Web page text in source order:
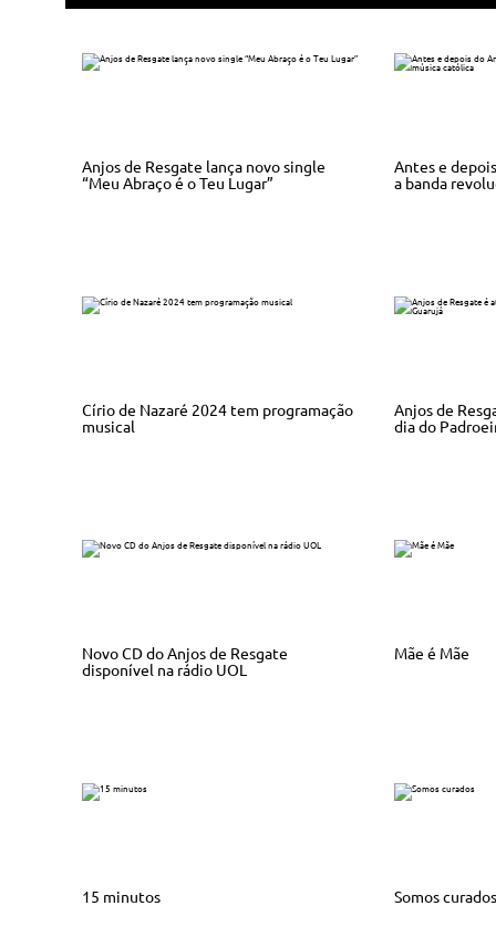
Anjos de Resgate lança novo single
“Meu Abraço é o Teu Lugar”
Antes e
a banda
Círio de Nazaré 2024 tem programação
musical
Anjos de
dia do
Novo CD do Anjos de Resgate
disponível na rádio UOL
Mãe é Mãe
15 minutos Somos curados